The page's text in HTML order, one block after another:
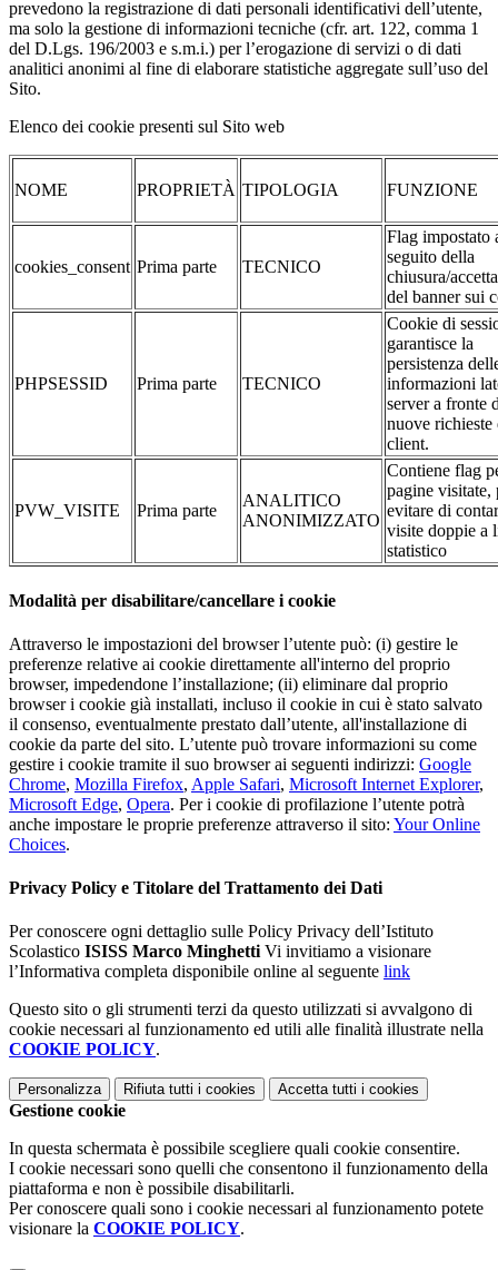
prevedono la registrazione di dati personali identificativi dell’utente,
ma solo la gestione di informazioni tecniche (cfr. art. 122, comma 1
del D.Lgs. 196/2003 e s.m.i.) per l’erogazione di servizi o di dati
analitici anonimi al fine di elaborare statistiche aggregate sull’uso del
Sito.
Elenco dei cookie presenti sul Sito web
NOME PROPRIETÀ TIPOLOGIA FUNZIONE
cookies_consent Prima parte TECNICO
Flag impostato
seguito della
chiusura/
del banner sui
PHPSESSID Prima parte TECNICO
Cookie di
garantisce la
persistenza
informazioni
server a fronte
nuove richieste
client.
PVW_VISITE Prima parte
ANALITICO
ANONIMIZZATO
Contiene flag
pagine visitate,
evitare di
visite doppie a
statistico
Modalità per disabilitare/cancellare i cookie
Attraverso le impostazioni del browser l’utente può: (i) gestire le
preferenze relative ai cookie direttamente all'interno del proprio
browser, impedendone l’installazione; (ii) eliminare dal proprio
browser i cookie già installati, incluso il cookie in cui è stato salvato
il consenso, eventualmente prestato dall’utente, all'installazione di
cookie da parte del sito. L’utente può trovare informazioni su come
gestire i cookie tramite il suo browser ai seguenti indirizzi: Google
Chrome, Mozilla Firefox, Apple Safari, Microsoft Internet Explorer,
Microsoft Edge, Opera. Per i cookie di profilazione l’utente potrà
anche impostare le proprie preferenze attraverso il sito: Your Online
Choices.
Privacy Policy e Titolare del Trattamento dei Dati
Per conoscere ogni dettaglio sulle Policy Privacy dell’Istituto
Scolastico ISISS Marco MinghettiVi invitiamo a visionare
l’Informativa completa disponibile online al seguente link
Questo sito o gli strumenti terzi da questo utilizzati si avvalgono di
cookie necessari al funzionamento ed utili alle finalità illustrate nella
COOKIE POLICY.
Personalizza Rifiuta tutti i cookies Accetta tutti i cookies
Gestione cookie
In questa schermata è possibile scegliere quali cookie consentire.
I cookie necessari sono quelli che consentono il funzionamento della
piattaforma e non è possibile disabilitarli.
Per conoscere quali sono i cookie necessari al funzionamento potete
visionare la COOKIE POLICY.